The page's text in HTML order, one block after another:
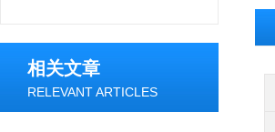
相关文章
RELEVANT ARTICLES